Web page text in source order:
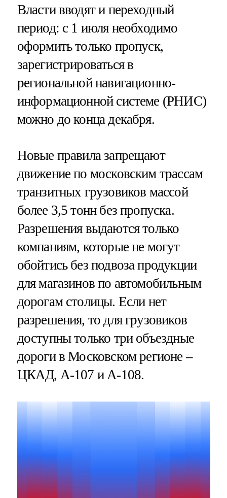
Власти вводят и переходный
период: с 1 июля необходимо
оформить только пропуск,
зарегистрироваться в
региональной навигационно-
информационной системе (РНИС)
можно до конца декабря.
Новые правила запрещают
движение по московским трассам
транзитных грузовиков массой
более 3,5 тонн без пропуска.
Разрешения выдаются только
компаниям, которые не могут
обойтись без подвоза продукции
для магазинов по автомобильным
дорогам столицы. Если нет
разрешения, то для грузовиков
доступны только три объездные
дороги в Московском регионе –
ЦКАД, А-107 и А-108.